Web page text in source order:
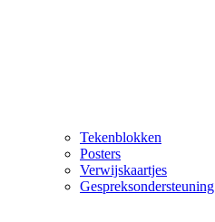
Tekenblokken
Posters
Verwijskaartjes
Gespreksondersteuning